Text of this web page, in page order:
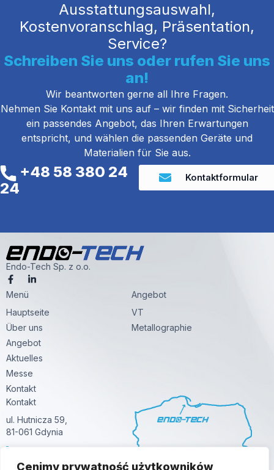
Cenimy prywatność użytkowników
Ausstattungsauswahl,
Kostenvoranschlag, Präsentation,
Service?
Schreiben Sie uns oder rufen Sie uns
an!
Wir beantworten gerne all Ihre Fragen.
Nehmen Sie Kontakt mit uns auf – wir finden mit Sicherheit
ein passendes Angebot, das Ihren Erwartungen
entspricht, und wählen die passenden Geräte und
Materialien für Sie aus.
+48 58 380 24
24
Kontaktformular
Endo-Tech Sp. z o.o.
F
a
c
b
o
o
k
-
f
L
i
e
i
n
-
i
Menü
Hauptseite
Über uns
Angebot
Aktuelles
Messe
Kontakt
Angebot
VT
Metallographie
Kontakt
ul. Hutnicza 59,
81-061 Gdynia
info@endo-tech.pl